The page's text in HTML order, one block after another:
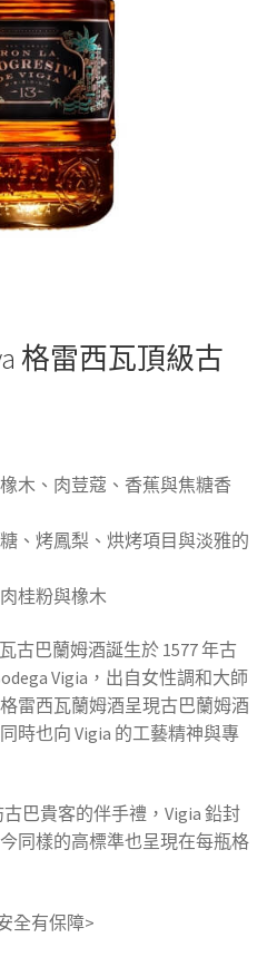
格雷西瓦頂級古
木、肉荳蔻、香蕉與焦糖香
、烤鳳梨、烘烤項目與淡雅的
桂粉與橡木
古巴蘭姆酒誕生於 1577 年古
Vigia，出自女性調和大師
雷西瓦蘭姆酒呈現古巴蘭姆酒
時也向 Vigia 的工藝精神與專
巴貴客的伴手禮， Vigia 鉛封
同樣的高標準也呈現在每瓶格
全有保障>